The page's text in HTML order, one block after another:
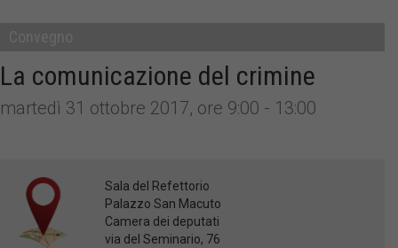
La comunicazione del crimine
martedì 31 ottobre 2017, ore 9:00 - 13:00
Sala del Refettorio
Palazzo San Macuto
Camera dei deputati
via del Seminario, 76